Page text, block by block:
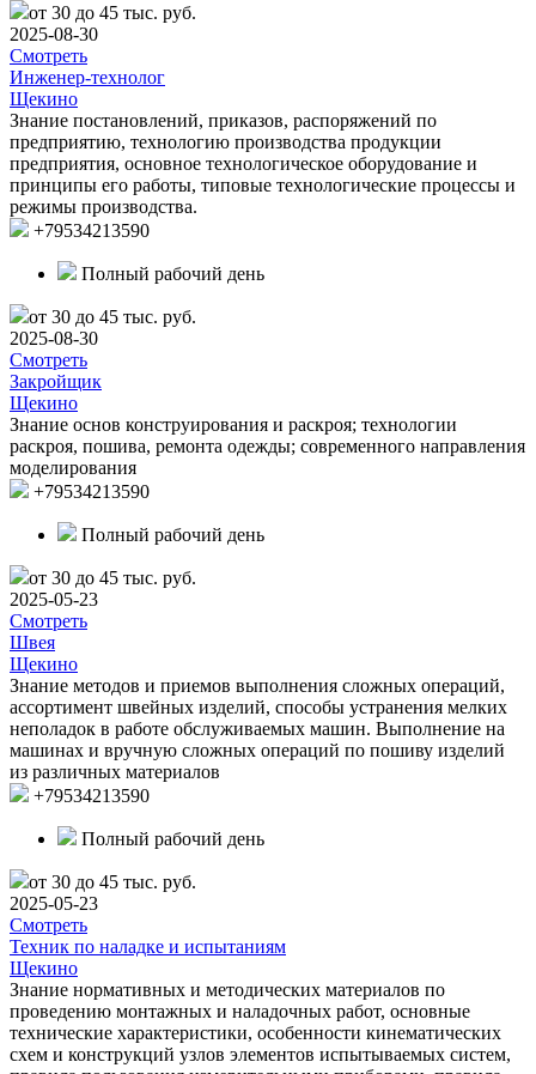
от 30 до 45 тыс. руб.
2025-08-30
Смотреть
Инженер-технолог
Щекино
Знание постановлений, приказов, распоряжений по
предприятию, технологию производства продукции
предприятия, основное технологическое оборудование и
принципы его работы, типовые технологические процессы и
режимы производства.
+79534213590
Полный рабочий день
от 30 до 45 тыс. руб.
2025-08-30
Смотреть
Закройщик
Щекино
Знание основ конструирования и раскроя; технологии
раскроя, пошива, ремонта одежды; современного направления
моделирования
+79534213590
Полный рабочий день
от 30 до 45 тыс. руб.
2025-05-23
Смотреть
Швея
Щекино
Знание методов и приемов выполнения сложных операций,
ассортимент швейных изделий, способы устранения мелких
неполадок в работе обслуживаемых машин. Выполнение на
машинах и вручную сложных операций по пошиву изделий
из различных материалов
+79534213590
Полный рабочий день
от 30 до 45 тыс. руб.
2025-05-23
Смотреть
Техник по наладке и испытаниям
Щекино
Знание нормативных и методических материалов по
проведению монтажных и наладочных работ, основные
технические характеристики, особенности кинематических
схем и конструкций узлов элементов испытываемых систем,